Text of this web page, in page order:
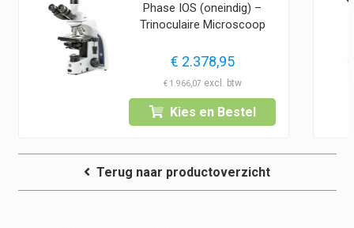
Phase IOS (oneindig) –
Trinoculaire Microscoop
€ 2.378,95
€1.966,07
Kies en Bestel
Terug naar productoverzicht